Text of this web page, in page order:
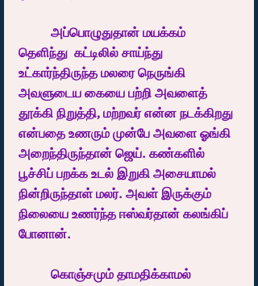
தெளிந்து  கட்டிலில் சாய்ந்து
உட்கார்ந்திருந்த மலரை நெருங்கி
அவளுடைய கையை பற்றி அவளைத்
தூக்கி நிறுத்தி, மற்றவர் என்ன நடக்கிறது
என்பதை உணரும் முன்பே அவளை ஓங்கி
அறைந்திருந்தான் ஜெய். கண்களில்
பூச்சிப் பறக்க உடல் இறுகி அசையாமல்
நின்றிருந்தாள் மலர். அவள் இருக்கும்
நிலையை உணர்ந்த ஈஸ்வர்தான் கலங்கிப்
போனான்.